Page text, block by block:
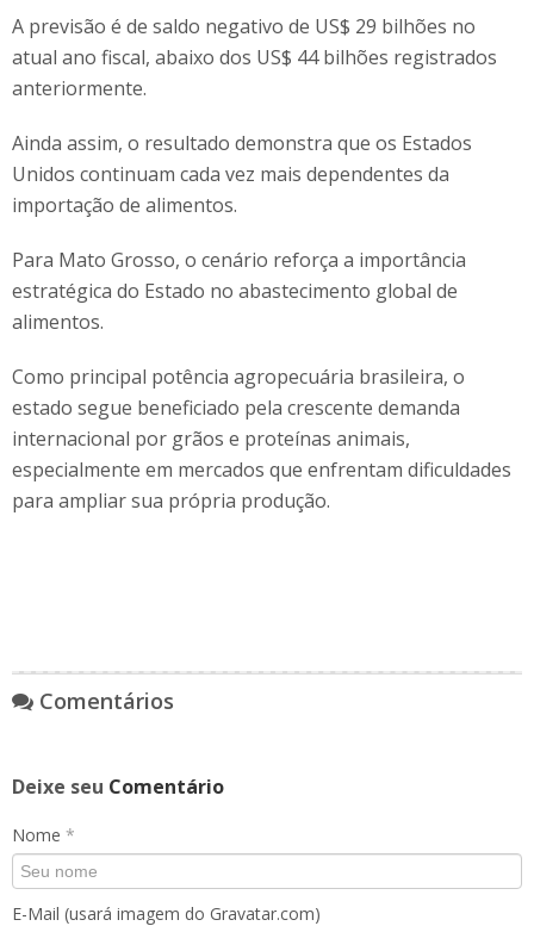
A previsão é de saldo negativo de US$ 29 bilhões no
atual ano fiscal, abaixo dos US$ 44 bilhões registrados
anteriormente.
Ainda assim, o resultado demonstra que os Estados
Unidos continuam cada vez mais dependentes da
importação de alimentos.
Para Mato Grosso, o cenário reforça a importância
estratégica do Estado no abastecimento global de
alimentos.
Como principal potência agropecuária brasileira, o
estado segue beneficiado pela crescente demanda
internacional por grãos e proteínas animais,
especialmente em mercados que enfrentam dificuldades
para ampliar sua própria produção.
Comentários
Deixe seu Comentário
Nome *
E-Mail (usará imagem do Gravatar.com)